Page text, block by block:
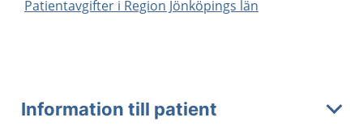
Patientavgifter i Region Jönköpings län
Information till patient